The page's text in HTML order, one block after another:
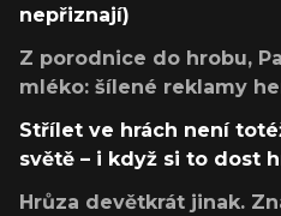
nepřiznají)
Z porodnice do hrobu,
mléko: šílené reklamy
Střílet ve hrách není
světě – i když si to dost
Hrůza devětkrát jinak.